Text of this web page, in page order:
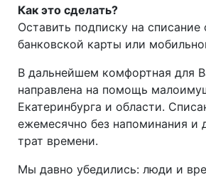
Как это сделать?
Оставить подписку на списание
банковской карты или
В дальнейшем комфортная для
направлена на помощь
Екатеринбурга и области.
ежемесячно без напоминания и
трат времени.
Мы давно убедились: люди и